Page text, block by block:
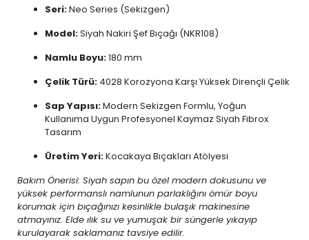
Seri:Neo Series (Sekizgen)
Model:Siyah Nakiri Şef Bıçağı (NKR108)
Namlu Boyu:180 mm
Çelik Türü: 4028 Korozyona Karşı Yüksek Dirençli Çelik
Sap Yapısı:Modern Sekizgen Formlu, Yoğun
Kullanıma Uygun Profesyonel Kaymaz Siyah Fibrox
Tasarım
Üretim Yeri:Kocakaya Bıçakları Atölyesi
Bakım Önerisi: Siyah sapın bu özel modern dokusunu ve
yüksek performanslı namlunun parlaklığını ömür boyu
korumak için bıçağınızı kesinlikle bulaşık makinesine
atmayınız. Elde ılık su ve yumuşak bir süngerle yıkayıp
kurulayarak saklamanız tavsiye edilir.